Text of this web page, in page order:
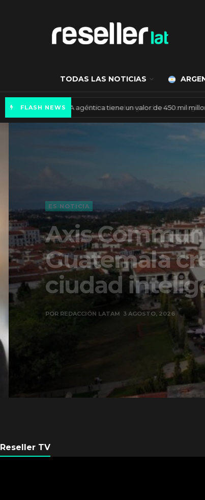
TODAS LAS NOTICIAS
FLASH NEWS Mercado de IA agéntica tiene un
ES NOTICIA
Axis
Guatemala
ciudad
REDACCIÓN LATAM 3 AGOSTO, 2026
Reseller TV